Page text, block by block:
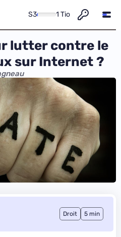
S3 1 Tio
lutter contre le
sur Internet ?
Droit 5 min